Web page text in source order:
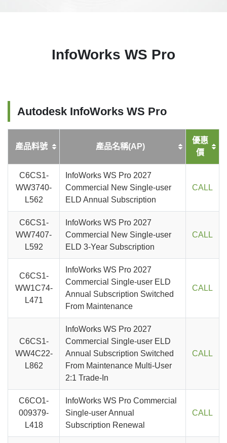
InfoWorks WS Pro
Autodesk InfoWorks WS Pro
產品料號 產品名稱(AP)
優惠
價
C6CS1-
WW3740-
L562
InfoWorks WS Pro 2027
Commercial New Single-user
ELD Annual Subscription
CALL
C6CS1-
WW7407-
L592
InfoWorks WS Pro 2027
Commercial New Single-user
ELD 3-Year Subscription
CALL
C6CS1-
WW1C74-
L471
InfoWorks WS Pro 2027
Commercial Single-user ELD
Annual Subscription Switched
From Maintenance
CALL
C6CS1-
WW4C22-
L862
InfoWorks WS Pro 2027
Commercial Single-user ELD
Annual Subscription Switched
From Maintenance Multi-User
2:1 Trade-In
CALL
C6CO1-
009379-
L418
InfoWorks WS Pro Commercial
Single-user Annual
Subscription Renewal
CALL